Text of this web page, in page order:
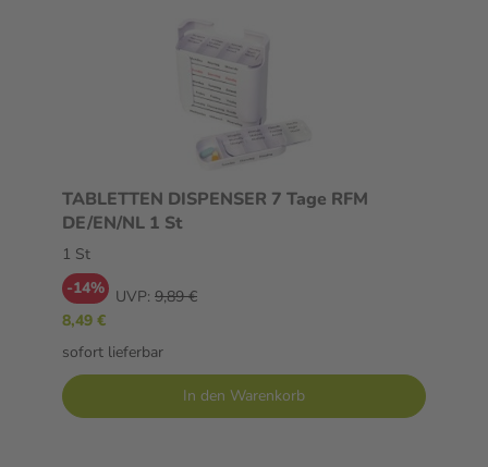
TABLETTEN DISPENSER 7 Tage RFM
DE/EN/NL 1 St
1 St
-14% UVP: 9,89 €
8,49 €
sofort lieferbar
In den Warenkorb